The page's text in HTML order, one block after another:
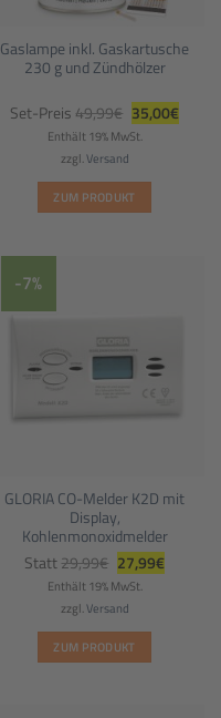
Gaslampe inkl. Gaskartusche
230 g und Zündhölzer
Set-Preis 49,99€ Preis
war:
35,00€Preis
Enthält 19% MwSt.
zzgl.Versand
ZUM PRODUKT
-7%
GLORIA CO-Melder K2D mit
Display,
Kohlenmonoxidmelder
Statt 29,99€ Ursprünglicher
Preis
war:
29,99€
27,99€Aktueller
Preis
Enthält 19% MwSt.
zzgl.Versand
ZUM PRODUKT